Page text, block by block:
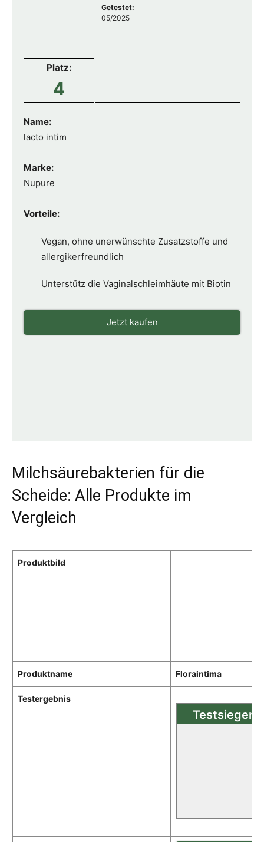
Platz:
4
Getestet:
05/2025
Name:
lacto intim
Marke:
Nupure
Vorteile:
Vegan, ohne unerwünschte Zusatzstoffe und
allergikerfreundlich
Unterstütz die Vaginalschleimhäute mit Biotin
Jetzt kaufen
Milchsäurebakterien für die
Scheide: Alle Produkte im
Vergleich
Produktbild
Produktname Floraintima
Testergebnis
Testsieger